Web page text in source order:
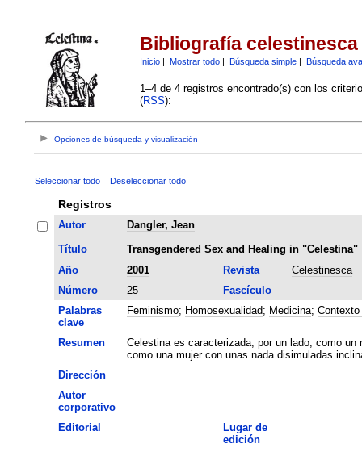
Bibliografía celestinesca
Inicio| Mostrar todo| Búsqueda simple| Búsqueda
1–4 de 4 registros encontrado(s) con los
(RSS):
Opciones de búsqueda y visualización
Seleccionar todo Deseleccionar todo
Registros
Autor
Dangler, Jean
Título
Transgendered Sex and Healing in "Celestina"
Año
2001 Revista
Celestinesca
Número
25
Fascículo
Palabras
clave
Feminismo; Homosexualidad; Medicina;
Resumen
Celestina es caracterizada, por un lado, como
como una mujer con unas nada disimuladas
Dirección
Autor
corporativo
Editorial
Lugar de
edición